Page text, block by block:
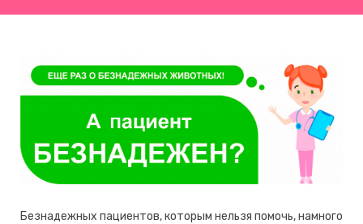
Безнадежных пациентов, которым нельзя помочь, намного